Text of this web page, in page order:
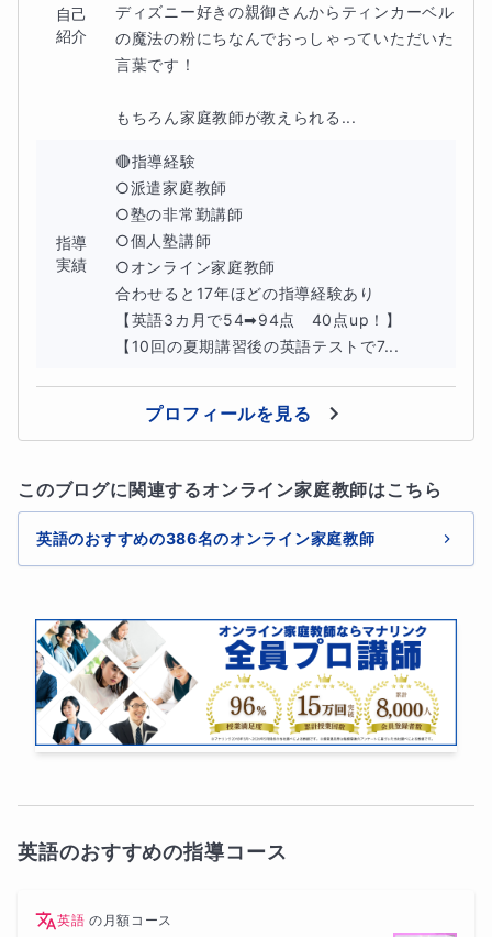
自己
紹介
ディズニー好きの親御さんからティンカーベル
の魔法の粉にちなんでおっしゃっていただいた
言葉です！
もちろん家庭教師が教えられる...
指導
実績
🔴指導経験
○派遣家庭教師
○塾の非常勤講師
○個人塾講師
○オンライン家庭教師
合わせると17年ほどの指導経験あり
【英語3カ月で54➡94点　40点up！】
【10回の夏期講習後の英語テストで7...
プロフィールを見る
このブログに関連するオンライン家庭教師はこちら
英語のおすすめの386名のオンライン家庭教師
英語のおすすめの指導コース
英語 の 月額コース